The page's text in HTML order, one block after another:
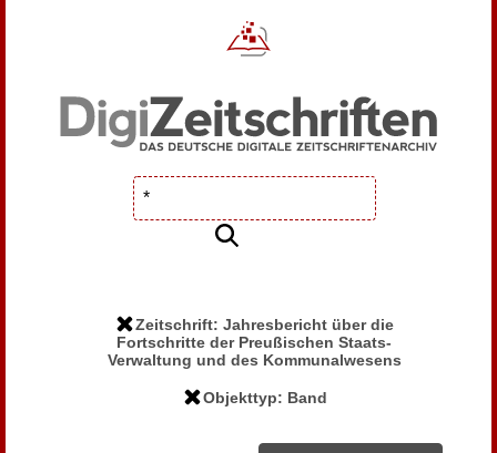
Zeitschrift: Jahresbericht über die
Fortschritte der Preußischen Staats-
Verwaltung und des Kommunalwesens
Objekttyp: Band